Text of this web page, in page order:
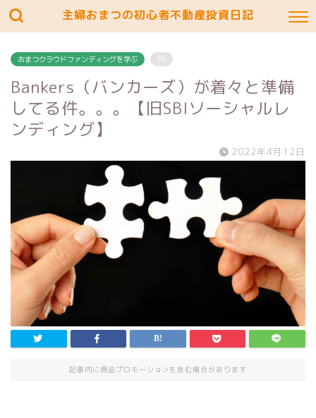
主婦おまつの初心者不動産投資日記
おまつクラウドファンディングを学ぶ PR
Bankers（バンカーズ）が着々と準備
してる件。。。【旧SBIソーシャルレ
ンディング】
2022年4月12日
記事内に商品プロモーションを含む場合があります